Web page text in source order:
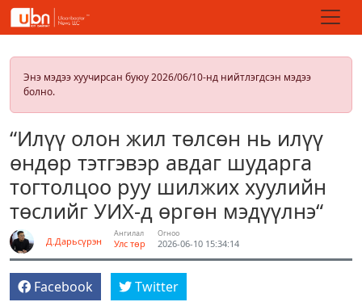
Энэ мэдээ хуучирсан буюу 2026/06/10-нд нийтлэгдсэн мэдээ
болно.
“Илүү олон жил төлсөн нь илүү
өндөр тэтгэвэр авдаг шударга
тогтолцоо руу шилжих хуулийн
төслийг УИХ-д өргөн мэдүүлнэ“
Д.Дарьсүрэн
Ангилал
Улс төр
Огноо
2026-06-10 15:34:14
Facebook Twitter